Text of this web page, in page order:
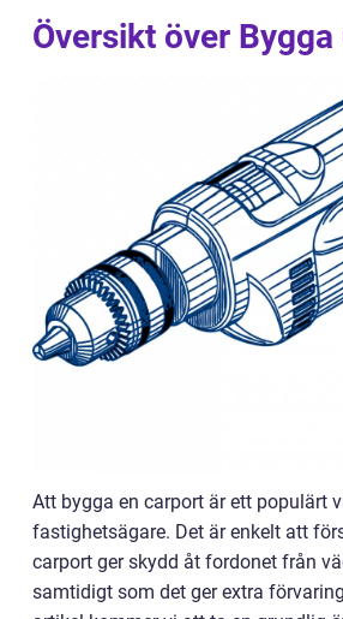
Översikt över
Att bygga en carport är ett populärt
fastighetsägare. Det är enkelt att
carport ger skydd åt fordonet från
samtidigt som det ger extra